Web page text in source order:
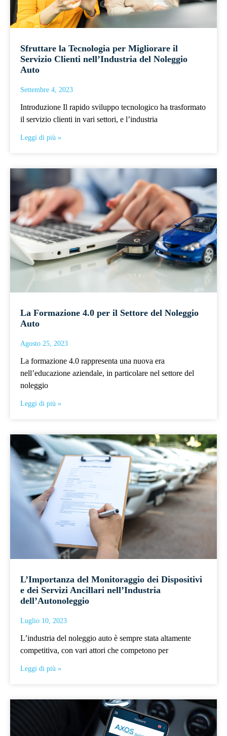
Sfruttare la Tecnologia per Migliorare il
Servizio Clienti nell’Industria del Noleggio
Auto
Settembre 4, 2023
Introduzione Il rapido sviluppo tecnologico ha trasformato
il servizio clienti in vari settori, e l’industria
Leggi di più »
La Formazione 4.0 per il Settore del Noleggio
Auto
Agosto 25, 2023
La formazione 4.0 rappresenta una nuova era
nell’educazione aziendale, in particolare nel settore del
noleggio
Leggi di più »
L’Importanza del Monitoraggio dei Dispositivi
e dei Servizi Ancillari nell’Industria
dell’Autonoleggio
Luglio 10, 2023
L’industria del noleggio auto è sempre stata altamente
competitiva, con vari attori che competono per
Leggi di più »